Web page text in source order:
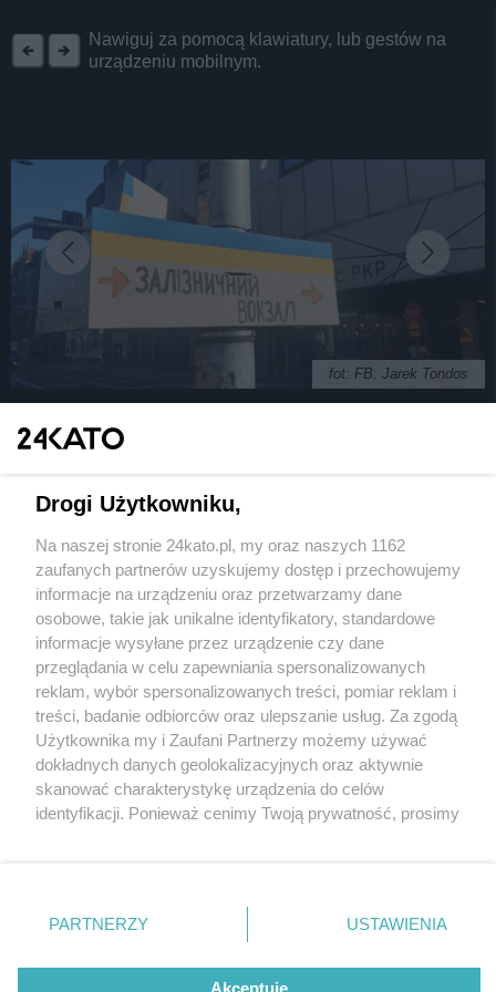
Nawiguj za pomocą klawiatury, lub gestów na
urządzeniu mobilnym.
fot: FB: Jarek Tondos
Ukraińców. Pierwsze zrobili społecznicy
2 / 2
Ukraiński znaki w
Katowicach
W Katowicach pojawiły się pierwsze drogowskazy dla
Ukraińców. Kierują z dworca kolejowego na
międzynarodowy dworzec autobusowy i odwrotnie.
Pierwsze na własną rękę wykonali społecznicy.
Ukraińców. Pierwsze zrobili społecznicy
Wydawca mediów lokalnych
Nie zapomnij
zapoznać się z:
polityką prywatności regulamin korzystania z portali
Twojemiasto
Piekary Śląskie
Chorzów
Tarnowskie Góry
Gliwice
Skontakuj sięz nami
Kontakt
Wydawca
Redakcja
Drogi Użytkowniku,
Na naszej stronie 24kato.pl, my oraz naszych 1162
zaufanych partnerów uzyskujemy dostęp i przechowujemy
informacje na urządzeniu oraz przetwarzamy dane
osobowe, takie jak unikalne identyfikatory, standardowe
informacje wysyłane przez urządzenie czy dane
przeglądania w celu zapewniania spersonalizowanych
reklam, wybór spersonalizowanych treści, pomiar reklam i
treści, badanie odbiorców oraz ulepszanie usług. Za zgodą
Użytkownika my i Zaufani Partnerzy możemy używać
dokładnych danych geolokalizacyjnych oraz aktywnie
skanować charakterystykę urządzenia do celów
identyfikacji. Ponieważ cenimy Twoją prywatność, prosimy
prywatności znajdujący się w lewym dolnym rogu strony
. Niektóre rodzaje przetwarzania danych nie wymagają
zgody użytkownika, ale masz prawo sprzeciwić się
takiemu przetwarzaniu. Preferencje będą miały
PARTNERZY USTAWIENIA
Akceptuję